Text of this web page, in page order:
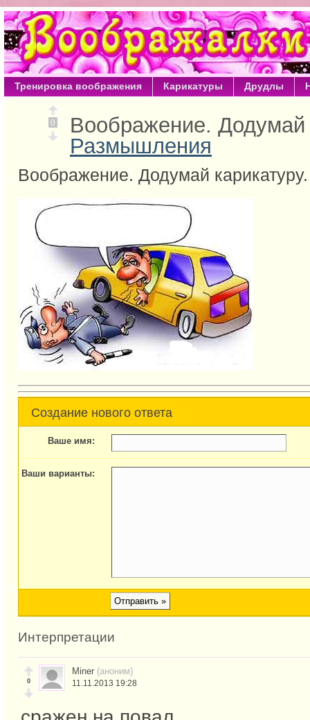
Тренировка воображения Карикатуры Друдлы
0
Воображение.
Размышления
Воображение. Додумай карикатуру.
Создание нового ответа
Ваше имя:
Ваши варианты:
Интерпретации
0
Miner (аноним)
11.11.2013 19:28